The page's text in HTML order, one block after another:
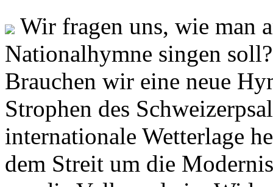
Wir fragen uns, wie man
Nationalhymne singen
Brauchen wir eine neue
Strophen des
internationale Wetterlage
dem Streit um die